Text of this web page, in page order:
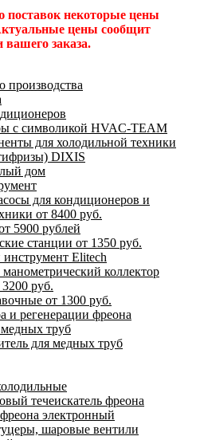
поставок некоторые цены
цены сообщит
вашего заказа.
производства
с символикой HVAC-TEAM
для холодильной техники
DIXIS
дом
для кондиционеров и
от 8400 руб.
5900 рублей
станции от 1350 руб.
Elitech
коллектор
руб.
от 1300 руб.
и регенерации фреона
труб
для медных труб
течеискатель фреона
электронный
шаровые вентили